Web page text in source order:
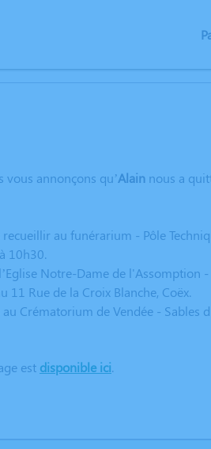
vous annonçons qu’Alain nous a
au funérarium - Pôle
à 10h30.
Notre-Dame de l'Assomption
Rue de la Croix Blanche, Coëx.
Crématorium de Vendée - Sables
est disponible ici.